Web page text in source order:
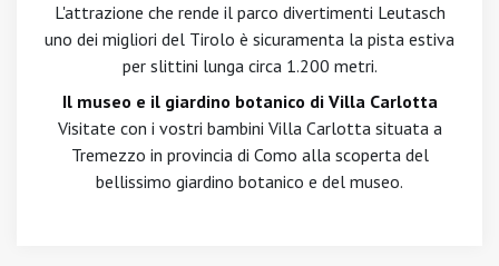
L'attrazione che rende il parco divertimenti Leutasch
uno dei migliori del Tirolo è sicuramenta la pista estiva
per slittini lunga circa 1.200 metri.
Il museo e il giardino botanico di Villa Carlotta
Visitate con i vostri bambini Villa Carlotta situata a
Tremezzo in provincia di Como alla scoperta del
bellissimo giardino botanico e del museo.